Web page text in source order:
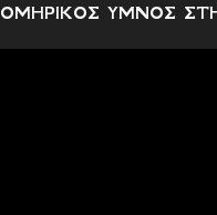
ΟΜΗΡΙΚΟΣ ΥΜΝΟΣ